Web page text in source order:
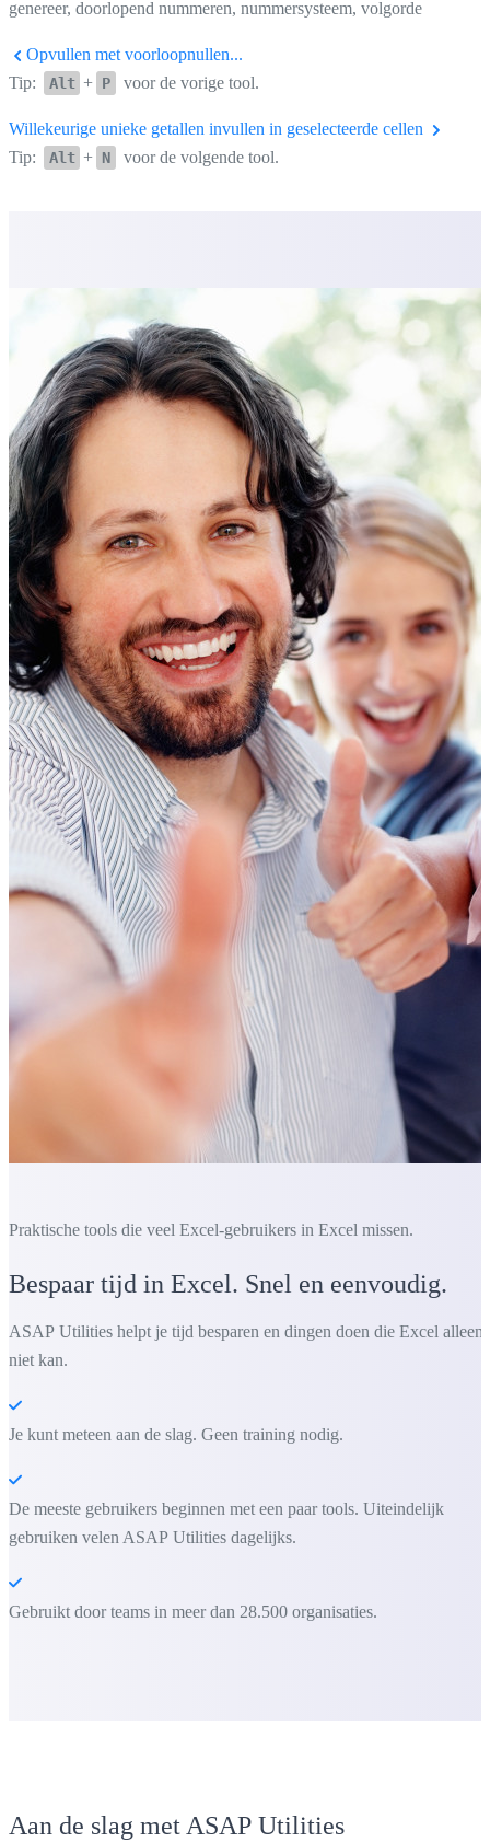
genereer, doorlopend nummeren, nummersysteem, volgorde
Opvullen met voorloopnullen...
Tip:
Alt + P voor de vorige tool.
Willekeurige unieke getallen invullen in geselecteerde cellen
Tip:
Alt + N voor de volgende tool.
Praktische tools die veel Excel-gebruikers in Excel missen.
Bespaar tijd in Excel. Snel en eenvoudig.
ASAP Utilities helpt je tijd besparen en dingen doen die Excel alleen
niet kan.
Je kunt meteen aan de slag. Geen training nodig.
De meeste gebruikers beginnen met een paar tools. Uiteindelijk
gebruiken velen ASAP Utilities dagelijks.
Gebruikt door teams in meer dan 28.500 organisaties.
Aan de slag met ASAP Utilities